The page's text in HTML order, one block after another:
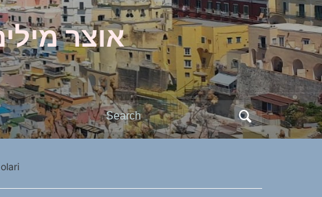
אוצר
Search
for: